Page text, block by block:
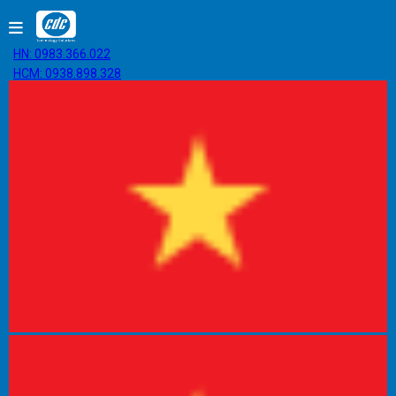
HN: 0983.366.022
HCM: 0938.898.328